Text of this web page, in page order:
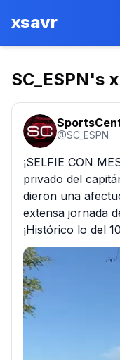
xsavr
SC_ESPN's
@SC_ESPN
¡SELFIE CON
privado del
dieron una
extensa jornada
¡Histórico lo del